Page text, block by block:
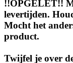
!!OPGELET!!
levertijden.
Mocht het
product.
Twijfel je over